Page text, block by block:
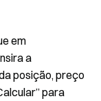
em
a
posição, preço
para